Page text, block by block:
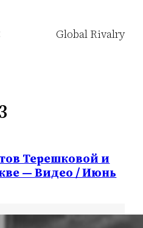
Global Rivalry
Терешковой и
— Видео / Июнь